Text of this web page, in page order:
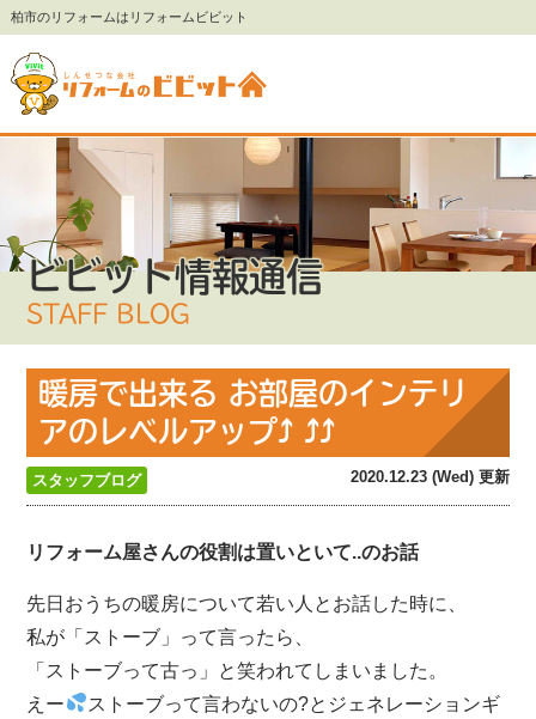
柏市のリフォームはリフォームビビット
ビビット情報通信
STAFF BLOG
暖房で出来る お部屋のインテリ
アのレベルアップ⤴︎ ⤴︎⤴︎
スタッフブログ 2020.12.23 (Wed) 更新
リフォーム屋さんの役割は置いといて..のお話
先日おうちの暖房について若い人とお話した時に、
私が「ストーブ」って言ったら、
「ストーブって古っ」と笑われてしまいました。
えー
ストーブって言わないの?とジェネレーションギ